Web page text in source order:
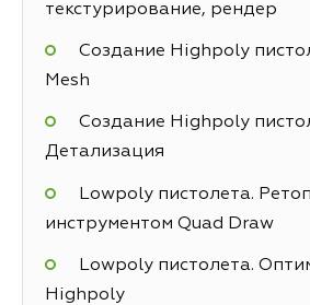
текстурирование, рендер
Создание Highpoly
Mesh
Создание Highpoly
Детализация
Lowpoly пистолета.
инструментом Quad Draw
Lowpoly пистолета.
Highpoly